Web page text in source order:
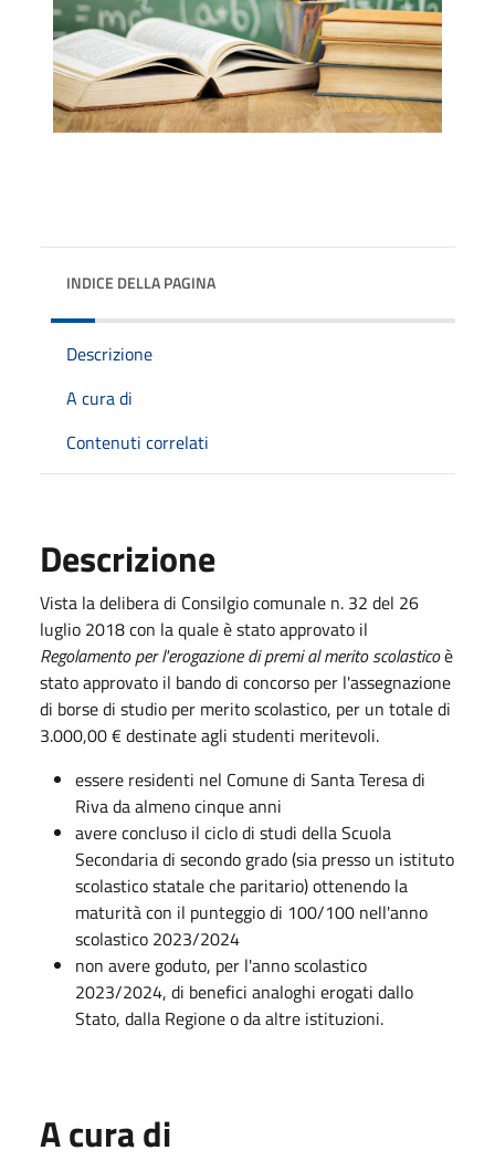
INDICE DELLA PAGINA
Descrizione
A cura di
Contenuti correlati
Descrizione
Vista la delibera di Consilgio comunale n. 32 del 26
luglio 2018 con la quale è stato approvato il
Regolamento per l'erogazione di premi al merito scolasticoè
stato approvato il bando di concorso per l'assegnazione
di borse di studio per merito scolastico, per un totale di
3.000,00 € destinate agli studenti meritevoli.
essere residenti nel Comune di Santa Teresa di
Riva da almeno cinque anni
avere concluso il ciclo di studi della Scuola
Secondaria di secondo grado (sia presso un istituto
scolastico statale che paritario) ottenendo la
maturità con il punteggio di 100/100 nell'anno
scolastico 2023/2024
non avere goduto, per l'anno scolastico
2023/2024, di benefici analoghi erogati dallo
Stato, dalla Regione o da altre istituzioni.
A cura di